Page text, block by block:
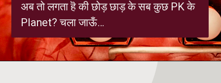
अब तो लगता हॆ की छोड़ छाड़ के सब कुछ PK के
Planet? चला जाऊँ…